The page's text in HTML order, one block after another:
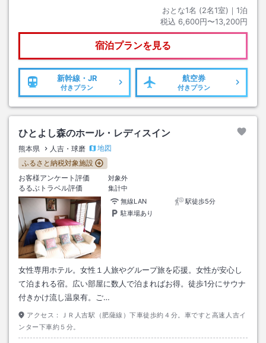
おとな1名 (2名1室)｜ 1泊
税込 6,600円〜13,200円
宿泊プランを見る
新幹線・JR
付きプラン
航空券
付きプラン
ひとよし森のホール・レディスイン
熊本県 人吉・球磨
地図
ふるさと納税対象施設
お客様アンケート評価
対象外
るるぶトラベル評価
集計中
無線LAN
駅徒歩5分
駐車場あり
女性専用ホテル。女性１人旅やグループ旅を応援。女性が安心し
て泊まれる宿。広い部屋に数人で泊まればお得。徒歩1分にサウナ
付きかけ流し温泉有。ご…
アクセス：
ＪＲ人吉駅（肥薩線）下車徒歩約４分。車ですと高速人吉イ
ンター下車約５分。